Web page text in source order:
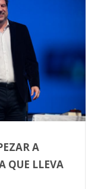
A
QUE LLEVA